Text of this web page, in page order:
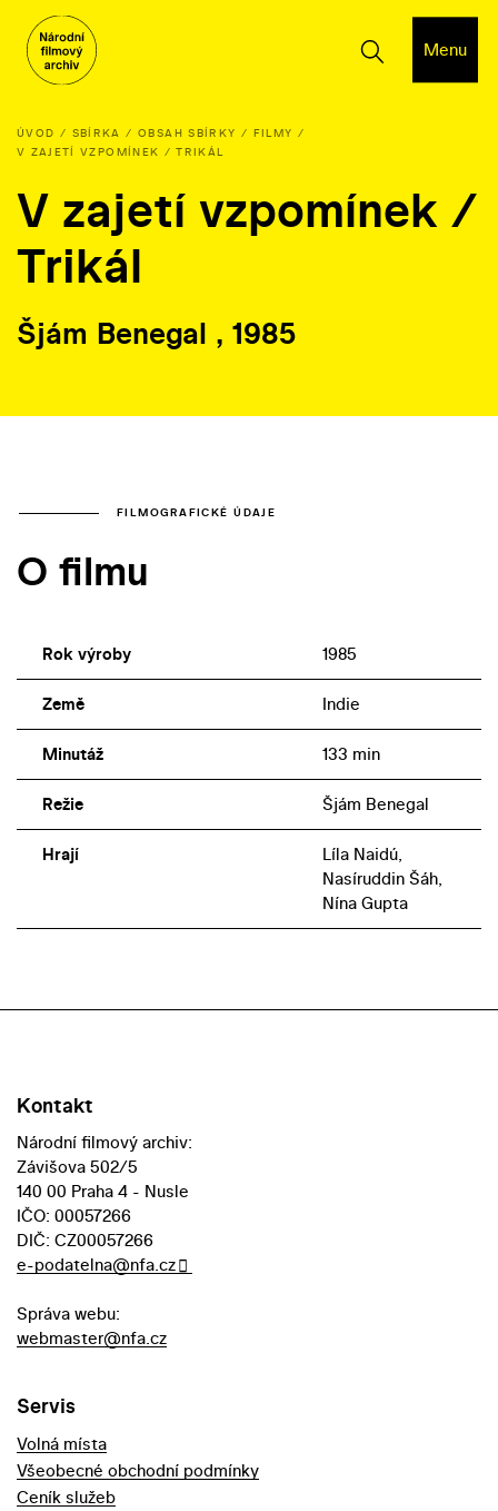
Menu
ÚVOD SBÍRKA OBSAH SBÍRKY
FILMY
V ZAJETÍ VZPOMÍNEK / TRIKÁL
V zajetí vzpomínek /
Trikál
Šjám Benegal , 1985
FILMOGRAFICKÉ ÚDAJE
O filmu
Rok výroby 1985
Země Indie
Minutáž 133 min
Režie Šjám Benegal
Hrají
Líla Naidú,
Nasíruddin Šáh,
Nína Gupta
Kontakt
Národní filmový archiv:
Závišova 502/5
140 00 Praha 4 - Nusle
IČO: 00057266
DIČ: CZ00057266
e-podatelna@nfa.cz
Správa webu:
webmaster@nfa.cz
Servis
Volná místa
Všeobecné obchodní podmínky
Ceník služeb